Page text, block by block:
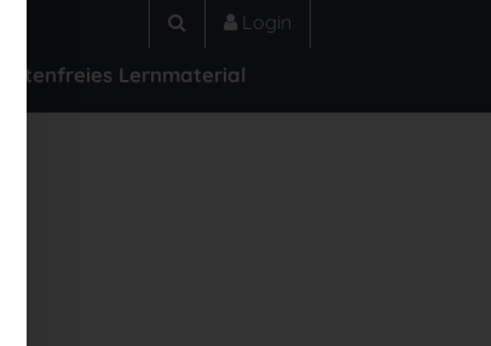
Login
Kostenfreies Lernmaterial